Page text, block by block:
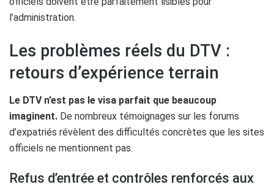
l’administration.
Les problèmes réels du DTV :
retours d’expérience terrain
Le DTV n’est pas le visa parfait que beaucoup
imaginent. De nombreux témoignages sur les forums
d’expatriés révèlent des difficultés concrètes que les sites
officiels ne mentionnent pas.
Refus d’entrée et contrôles renforcés aux